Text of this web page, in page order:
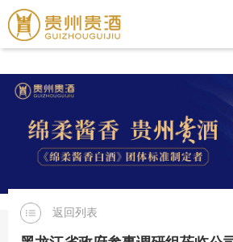
爱游戏,中国一站式爱游戏
关于我们
集团简介
企业荣誉
爱游戏,中国一站式爱游戏体育服务官网
公示公告
产品中心
返回列表